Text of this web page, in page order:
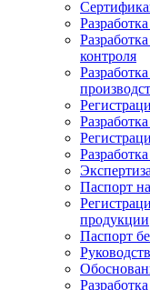
контроля
Паспорт
продукции
Паспорт